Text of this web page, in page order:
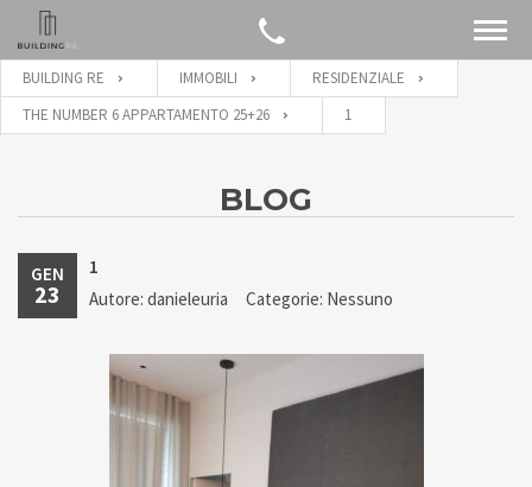
BUILDING RE IMMOBILI
RESIDENZIALE
THE NUMBER 6 APPARTAMENTO 25+26
1
BLOG
GEN
23
1
Autore: danieleuria Categorie: Nessuno